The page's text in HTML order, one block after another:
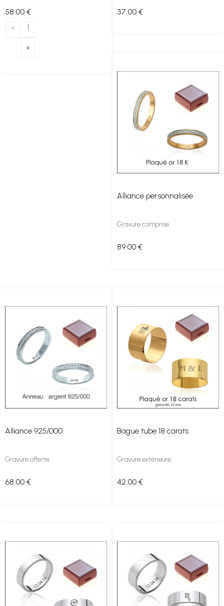
58.00 € 37.00 €
Alliance personnalisée
Gravure comprise
89.00 €
Alliance 925/000
Gravure offerte
68.00 €
Bague tube 18 carats
Gravure extérieure
42.00 €